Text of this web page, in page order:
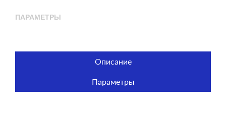
Описание
Параметры
ПАРАМЕТРЫ